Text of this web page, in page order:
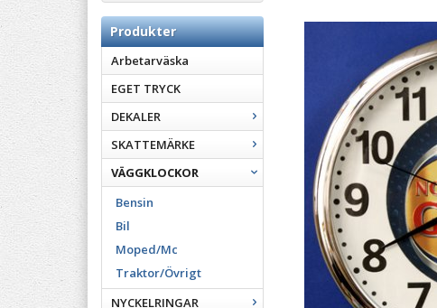
Produkter
Arbetarväska
EGET TRYCK
DEKALER
SKATTEMÄRKE
VÄGGKLOCKOR
Bensin
Bil
Moped/Mc
Traktor/Övrigt
NYCKELRINGAR